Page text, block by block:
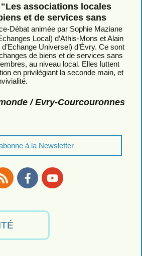
"Les associations locales
et de services sans
Débat animée par Sophie Maziane
Local) d’Athis-Mons et Alain
Universel) d’Évry. Ce sont
de biens et de services sans
au niveau local. Elles luttent
en privilégiant la seconde main, et
/ Evry-Courcouronnes
à la Newsletter